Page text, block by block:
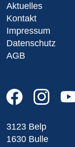
Aktuelles
Kontakt
Impressum
Datenschutz
AGB
3123 Belp
1630 Bulle